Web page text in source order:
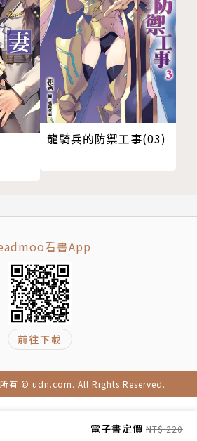
電子書定價 NT$ 220
龍騎兵的防禦工事(03)
看書App
前往下載
所有 © udn.com. All Rights Reserved.